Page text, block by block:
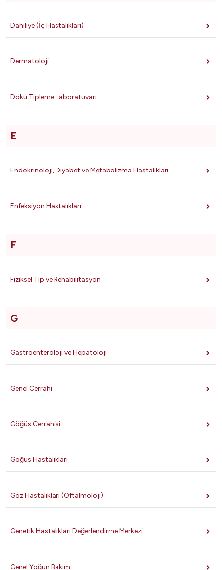
Dahiliye (İç Hastalıkları)
Dermatoloji
Doku Tipleme Laboratuvarı
E
Endokrinoloji, Diyabet ve Metabolizma Hastalıkları
Enfeksiyon Hastalıkları
F
Fiziksel Tıp ve Rehabilitasyon
G
Gastroenteroloji ve Hepatoloji
Genel Cerrahi
Göğüs Cerrahisi
Göğüs Hastalıkları
Göz Hastalıkları (Oftalmoloji)
Genetik Hastalıkları Değerlendirme Merkezi
Genel Yoğun Bakım